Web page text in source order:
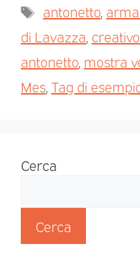
antonetto
di Lavazza
antonetto mostra
Mes Tag di
Cerca
Cerca